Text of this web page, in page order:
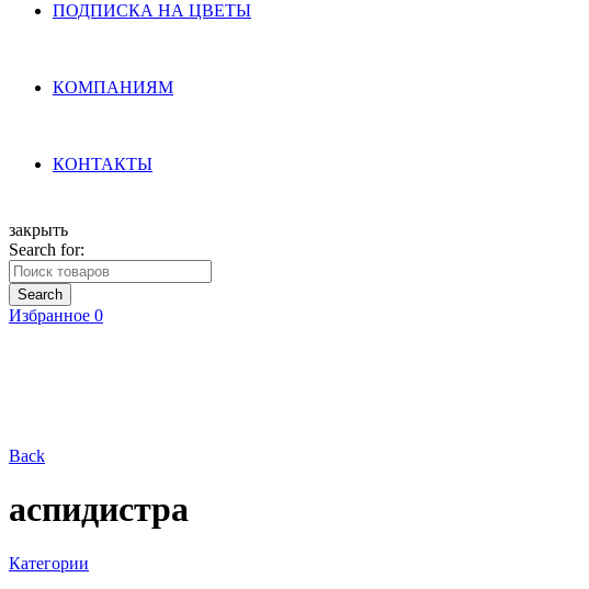
ПОДПИСКА НА ЦВЕТЫ
КОМПАНИЯМ
КОНТАКТЫ
закрыть
Search for:
Search
Избранное 0
Back
аспидистра
Категории